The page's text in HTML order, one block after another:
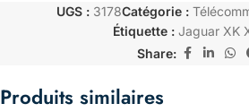
UGS : 3178Catégorie :
Étiquette : Jaguar XK
Share:
Produits similaires